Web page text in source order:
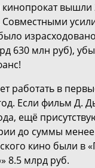
кинопрокат вышли
Совместными
630 млн руб),
работать в
Если фильм Д.
ещё
до суммы
кино были в
8.5 млрд руб.